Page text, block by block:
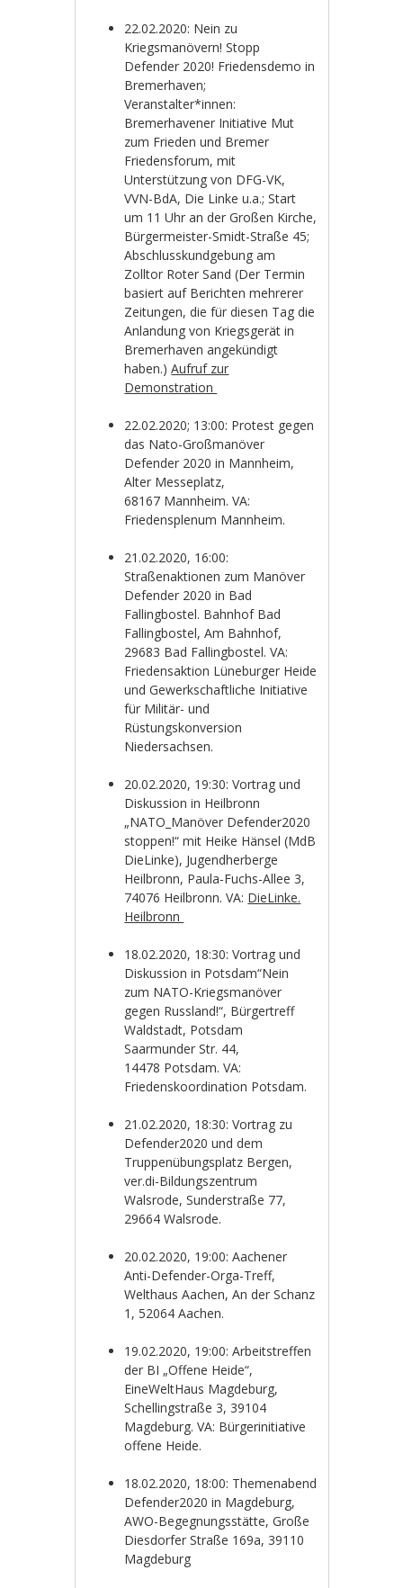
22.02.2020: Nein zu
Kriegsmanövern! Stopp
Defender 2020! Friedensdemo in
Bremerhaven;
Veranstalter*innen:
Bremerhavener Initiative Mut
zum Frieden und Bremer
Friedensforum, mit
Unterstützung von DFG-VK,
VVN-BdA, Die Linke u.a.; Start
um 11 Uhr an der Großen Kirche,
Bürgermeister-Smidt-Straße 45;
Abschlusskundgebung am
Zolltor Roter Sand (Der Termin
basiert auf Berichten mehrerer
Zeitungen, die für diesen Tag die
Anlandung von Kriegsgerät in
Bremerhaven angekündigt
haben.)Aufruf zur
Demonstration
22.02.2020; 13:00: Protest gegen
das Nato-Großmanöver
Defender 2020 in Mannheim,
Alter Messeplatz,
68167 Mannheim. VA:
Friedensplenum Mannheim.
21.02.2020, 16:00:
Straßenaktionen zum Manöver
Defender 2020 in Bad
Fallingbostel. Bahnhof Bad
Fallingbostel, Am Bahnhof,
29683 Bad Fallingbostel. VA:
Friedensaktion Lüneburger Heide
und Gewerkschaftliche Initiative
für Militär- und
Rüstungskonversion
Niedersachsen.
20.02.2020, 19:30: Vortrag und
Diskussion in Heilbronn
„NATO_Manöver Defender2020
stoppen!“ mit Heike Hänsel (MdB
DieLinke), Jugendherberge
Heilbronn, Paula-Fuchs-Allee 3,
74076 Heilbronn. VA: DieLinke.
Heilbronn
18.02.2020, 18:30: Vortrag und
Diskussion in Potsdam“Nein
zum NATO-Kriegsmanöver
gegen Russland!“, Bürgertreff
Waldstadt, Potsdam
Saarmunder Str. 44,
14478 Potsdam. VA:
Friedenskoordination Potsdam.
21.02.2020, 18:30: Vortrag zu
Defender2020 und dem
Truppenübungsplatz Bergen,
ver.di-Bildungszentrum
Walsrode, Sunderstraße 77,
29664 Walsrode.
20.02.2020, 19:00: Aachener
Anti-Defender-Orga-Treff,
Welthaus Aachen, An der Schanz
1, 52064 Aachen.
19.02.2020, 19:00: Arbeitstreffen
der BI „Offene Heide“,
EineWeltHaus Magdeburg,
Schellingstraße 3, 39104
Magdeburg. VA: Bürgerinitiative
offene Heide.
18.02.2020, 18:00: Themenabend
Defender2020 in Magdeburg,
AWO-Begegnungsstätte, Große
Diesdorfer Straße 169a, 39110
Magdeburg